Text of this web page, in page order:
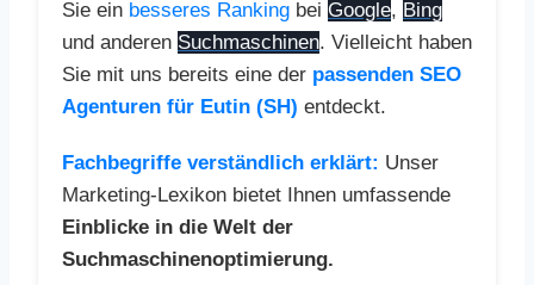
Sie ein besseres Ranking bei Google, Bing
und anderen Suchmaschinen. Vielleicht haben
Sie mit uns bereits eine der passenden SEO
Agenturen für Eutin (SH) entdeckt.
Fachbegriffe verständlich erklärt: Unser
Marketing-Lexikon bietet Ihnen umfassende
Einblicke in die Welt der
Suchmaschinenoptimierung.